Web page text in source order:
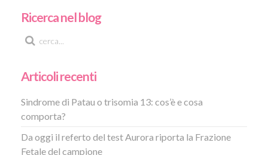
Ricerca nel blog
Articoli recenti
Sindrome di Patau o trisomia 13: cos’è e cosa
comporta?
Da oggi il referto del test Aurora riporta la Frazione
Fetale del campione